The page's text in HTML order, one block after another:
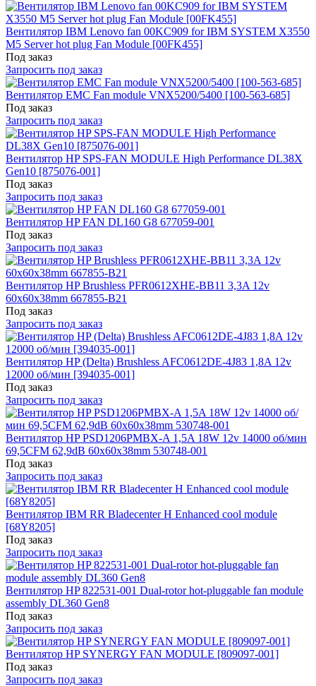
Вентилятор IBM Lenovo fan 00KC909 for IBM SYSTEM X3550
M5 Server hot plug Fan Module [00FK455]
Под заказ
Запросить под заказ
Вентилятор EMC Fan module VNX5200/5400 [100-563-685]
Под заказ
Запросить под заказ
Вентилятор HP SPS-FAN MODULE High Performance DL38X
Gen10 [875076-001]
Под заказ
Запросить под заказ
Вентилятор HP FAN DL160 G8 677059-001
Под заказ
Запросить под заказ
Вентилятор HP Brushless PFR0612XHE-BB11 3,3A 12v
60x60x38mm 667855-B21
Под заказ
Запросить под заказ
Вентилятор HP (Delta) Brushless AFC0612DE-4J83 1,8A 12v
12000 об/мин [394035-001]
Под заказ
Запросить под заказ
Вентилятор HP PSD1206PMBX-A 1,5A 18W 12v 14000 об/мин
69,5CFM 62,9dB 60x60x38mm 530748-001
Под заказ
Запросить под заказ
Вентилятор IBM RR Bladecenter H Enhanced cool module
[68Y8205]
Под заказ
Запросить под заказ
Вентилятор HP 822531-001 Dual-rotor hot-pluggable fan module
assembly DL360 Gen8
Под заказ
Запросить под заказ
Вентилятор HP SYNERGY FAN MODULE [809097-001]
Под заказ
Запросить под заказ